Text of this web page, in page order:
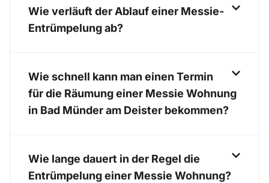
Wie verläuft der Ablauf einer Messie-
Entrümpelung ab?
Wie schnell kann man einen Termin
für die Räumung einer Messie Wohnung
in Bad Münder am Deister bekommen?
Wie lange dauert in der Regel die
Entrümpelung einer Messie Wohnung?